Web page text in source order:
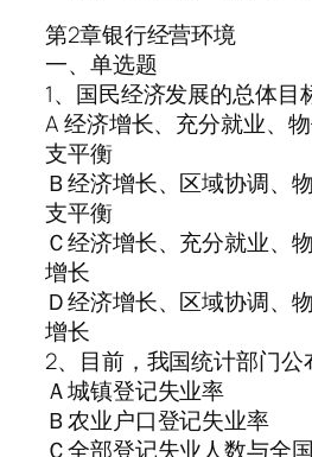
第2章银行经营环境
一、单选题
1、国民经济发展的总体目
A 经济增长、充分就业、
支平衡
Ｂ经济增长、区域协调、
支平衡
Ｃ经济增长、充分就业、
增长
Ｄ经济增长、区域协调、
增长
2、目前，我国统计部门公
Ａ城镇登记失业率
Ｂ农业户口登记失业率
Ｃ全部登记失业人数与全